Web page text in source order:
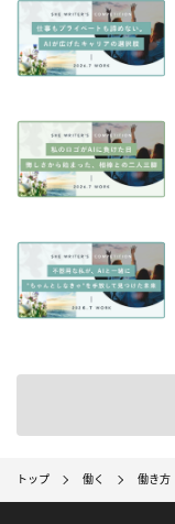
トップ 働く 働き方